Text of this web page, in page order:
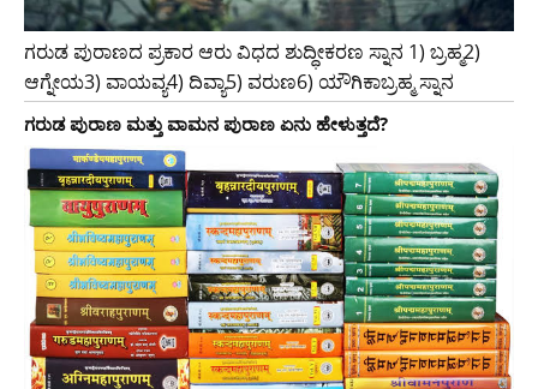
ಗರುಡ ಪುರಾಣದ ಪ್ರಕಾರ ಆರು ವಿಧದ ಶುದ್ಧೀಕರಣ ಸ್ನಾನ 1) ಬ್ರಹ್ಮ2)
ಆಗ್ನೇಯ3) ವಾಯವ್ಯ4) ದಿವ್ಯಾ5) ವರುಣ6) ಯೌಗಿಕಾಬ್ರಹ್ಮ ಸ್ನಾನ
ಗರುಡ ಪುರಾಣ ಮತ್ತು ವಾಮನ ಪುರಾಣ ಏನು ಹೇಳುತ್ತದೆ?